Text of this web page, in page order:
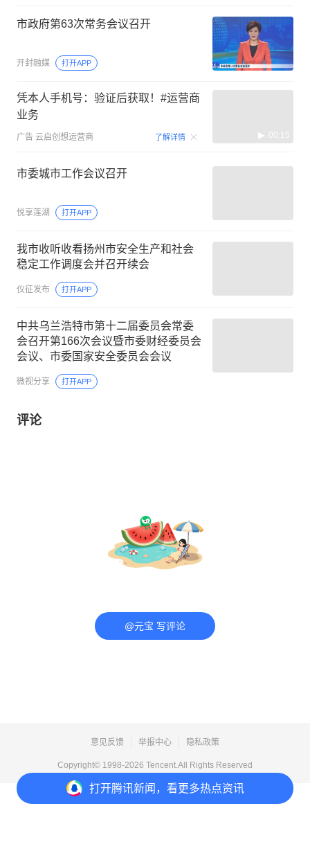
打开腾讯新闻，看更多热点资讯
市政府第63次常务会议召开
开封融媒 打开APP
凭本人手机号：验证后获取！#运营商
业务
广告 云启创想运营商 了解详情 00:15
市委城市工作会议召开
悦享莲湖 打开APP
我市收听收看扬州市安全生产和社会
稳定工作调度会并召开续会
仪征发布 打开APP
中共乌兰浩特市第十二届委员会常委
会召开第166次会议暨市委财经委员会
会议、市委国家安全委员会会议
微视分享 打开APP
评论
@元宝 写评论
意见反馈 举报中心 隐私政策
Copyright© 1998-2026 Tencent.All Rights Reserved